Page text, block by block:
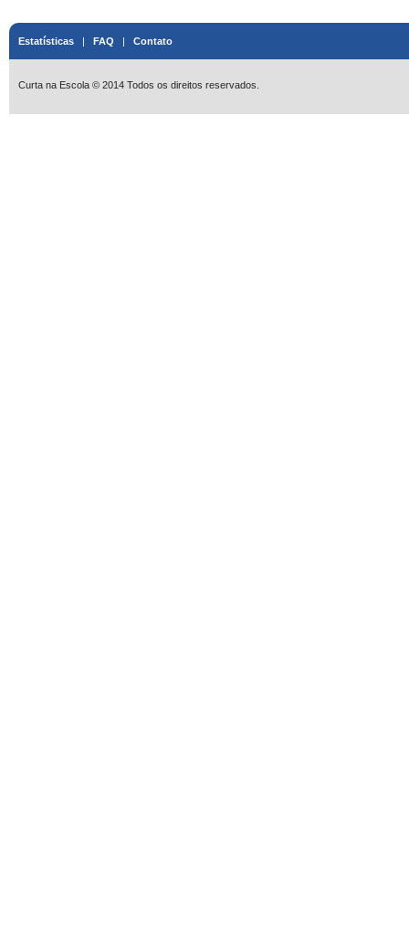
Estatísticas | FAQ | Contato
Curta na Escola © 2014 Todos os direitos reservados.